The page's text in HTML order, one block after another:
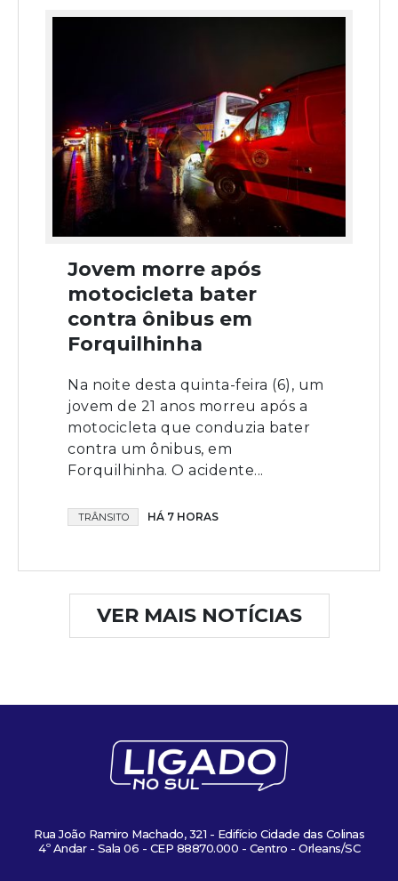
Jovem morre após
motocicleta bater
contra ônibus em
Forquilhinha
Na noite desta quinta-feira (6), um
jovem de 21 anos morreu após a
motocicleta que conduzia bater
contra um ônibus, em
Forquilhinha. O acidente...
TRÂNSITO HÁ 7 HORAS
VER MAIS NOTÍCIAS
Rua João Ramiro Machado, 321 - Edifício Cidade das Colinas
4º Andar - Sala 06 - CEP 88870.000 - Centro - Orleans/SC